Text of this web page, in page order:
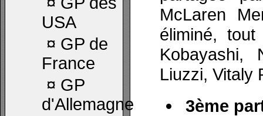
USA
¤ GP de
France
¤ GP
d'Allemagne
McLaren
éliminé,
Kobayashi,
Liuzzi, Vitaly
3ème